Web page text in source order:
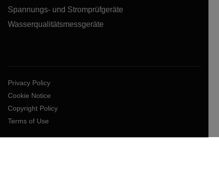
Spannungs- und Stromprüfgeräte
Wasserqualitätsmessgeräte
Privacy Policy
Cookie Notice
Copyright Policy
Terms of Use